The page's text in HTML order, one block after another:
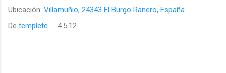
Ubicación: Villamuñio, 24343 El Burgo Ranero, España
De templete 4.5.12